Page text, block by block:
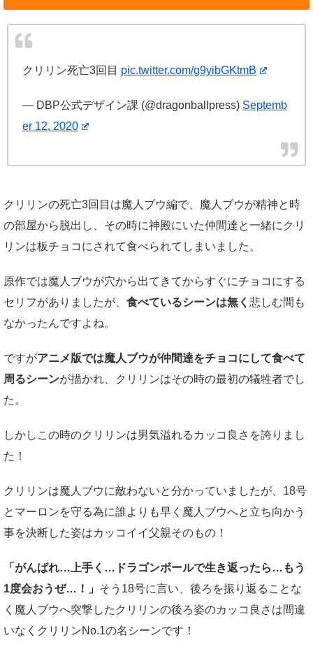
クリリン死亡3回目 pic.twitter.com/g9yibGKtmB
— DBP公式デザイン課 (@dragonballpress) Septemb
er 12, 2020
クリリンの死亡3回目は魔人ブウ編で、魔人ブウが精神と時
の部屋から脱出し、その時に神殿にいた仲間達と一緒にクリ
リンは板チョコにされて食べられてしまいました。
原作では魔人ブウが穴から出てきてからすぐにチョコにする
セリフがありましたが、 食べているシーンは無く 悲しむ間も
なかったんですよね。
ですがアニメ版では魔人ブウが仲間達をチョコにして食べて
周るシーンが描かれ、クリリンはその時の最初の犠牲者でし
た。
しかしこの時のクリリンは男気溢れるカッコ良さを誇りまし
た！
クリリンは魔人ブウに敵わないと分かっていましたが、18号
とマーロンを守る為に誰よりも早く魔人ブウへと立ち向かう
事を決断した姿はカッコイイ父親そのもの！
「がんばれ…上手く…ドラゴンボールで生き返ったら…もう
1度会おうぜ…！」 そう18号に言い、後ろを振り返ることな
く魔人ブウへ突撃したクリリンの後ろ姿のカッコ良さは間違
いなくクリリンNo.1の名シーンです！